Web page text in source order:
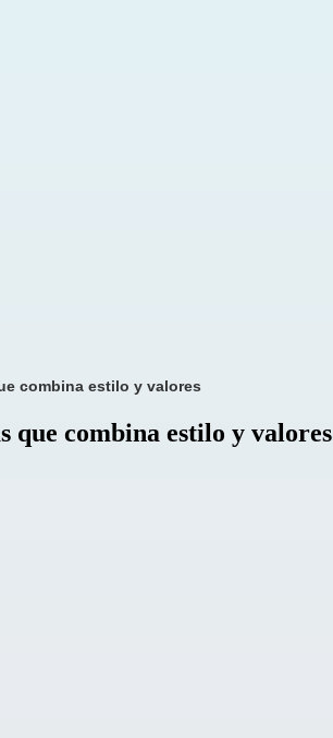
combina estilo y valores
que combina estilo y valores